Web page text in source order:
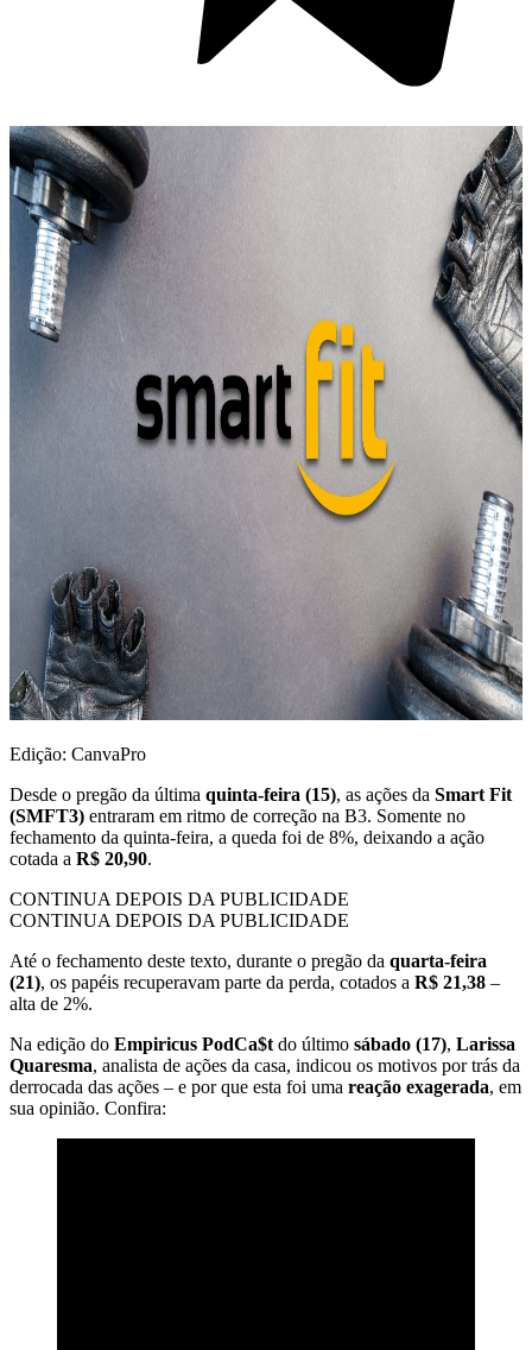
Edição: CanvaPro
Desde o pregão da última quinta-feira (15), as ações da Smart Fit
(SMFT3) entraram em ritmo de correção na B3. Somente no
fechamento da quinta-feira, a queda foi de 8%, deixando a ação
cotada a R$ 20,90.
CONTINUA DEPOIS DA PUBLICIDADE
CONTINUA DEPOIS DA PUBLICIDADE
Até o fechamento deste texto, durante o pregão da quarta-feira
(21), os papéis recuperavam parte da perda, cotados a R$ 21,38 –
alta de 2%.
Na edição do Empiricus PodCa$t do último sábado (17), Larissa
Quaresma, analista de ações da casa, indicou os motivos por trás da
derrocada das ações – e por que esta foi uma reação exagerada, em
sua opinião. Confira: